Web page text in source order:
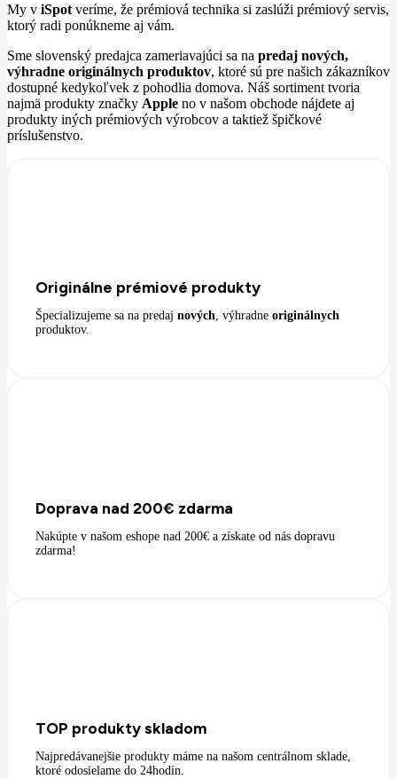
My v iSpot veríme, že prémiová technika si zaslúži prémiový servis,
ktorý radi ponúkneme aj vám.
Sme slovenský predajca zameriavajúci sa na predaj nových,
výhradne originálnych produktov, ktoré sú pre našich zákazníkov
dostupné kedykoľvek z pohodlia domova. Náš sortiment tvoria
najmä produkty značky Apple no v našom obchode nájdete aj
produkty iných prémiových výrobcov a taktiež špičkové
príslušenstvo.
Originálne prémiové produkty
Špecializujeme sa na predaj nových, výhradne originálnych
produktov.
Doprava nad 200€ zdarma
Nakúpte v našom eshope nad 200€ a získate od nás dopravu
zdarma!
TOP produkty skladom
Najpredávanejšie produkty máme na našom centrálnom sklade,
ktoré odosielame do 24hodín.